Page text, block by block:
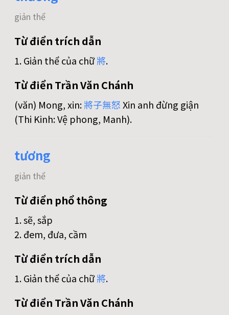
giản thể
Từ điển trích dẫn
1. Giản thể của chữ將.
Từ điển Trần Văn Chánh
(văn) Mong, xin:將子無怒Xin anh đừng giận
(Thi Kinh: Vệ phong, Manh).
tương
giản thể
Từ điển phổ thông
1. sẽ, sắp
2. đem, đưa, cầm
Từ điển trích dẫn
1. Giản thể của chữ將.
Từ điển Trần Văn Chánh